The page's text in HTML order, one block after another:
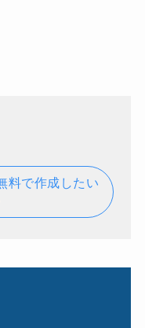
料で作成したい